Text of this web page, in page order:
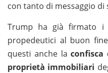
con tanto di messaggio di
Trump ha già firmato i
propedeutici al buon
questi anche laconfisca
proprietà immobiliari